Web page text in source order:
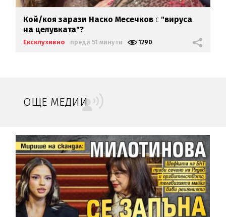
Кой/коя зарази Наско Месечков с "вируса
на целувката"?
Ексклузивно преди 51 минути 1290
ОЩЕ МЕДИИ